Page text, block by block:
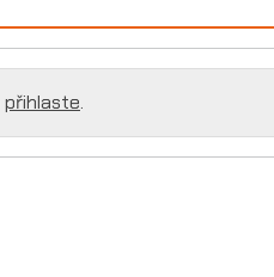
přihlaste.